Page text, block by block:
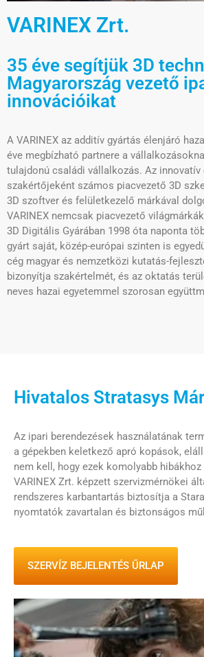
VARINEX Zrt.
35 éve segítjük 3D
Magyarország vezető
innovációikat
A VARINEX az additív gyártás élenjáró
éve megbízható partnere a
tulajdonú családi vállalkozás. Az
szakértőjeként számos piacvezető 3D
3D szoftver és felületkezelő márkával
VARINEX nemcsak piacvezető
3D Digitális Gyárában 1998 óta naponta
gyárt saját, közép-európai szinten is
cég magyar és nemzetközi kutatás-
bizonyítja szakértelmét, és az oktatás
neves hazai egyetemmel szorosan
Hivatalos Stratasys
Az ipari berendezések használatának
a gépekben keletkező apró kopások,
nem kell, hogy ezek komolyabb
VARINEX Zrt. képzett szervizmérnökei
rendszeres karbantartás biztosítja a
nyomtatók zavartalan és biztonságos
SZERVÍZ BEJELENTÉS ŰRLAP